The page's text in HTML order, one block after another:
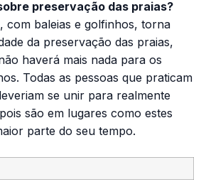
preservação das praias?
com baleias e golfinhos, torna
da preservação das praias,
haverá mais nada para os
Todas as pessoas que praticam
se unir para realmente
são em lugares como estes
parte do seu tempo.